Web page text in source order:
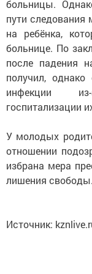
больницы.
пути следования
на ребёнка,
больнице. По
после падения
получил, однако
инфекции
госпитализации
У молодых
отношении
избрана мера
лишения свободы.
Источник: